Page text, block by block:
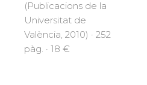
(Publicacions de la
Universitat de
València, 2010) · 252
pàg. · 18 €